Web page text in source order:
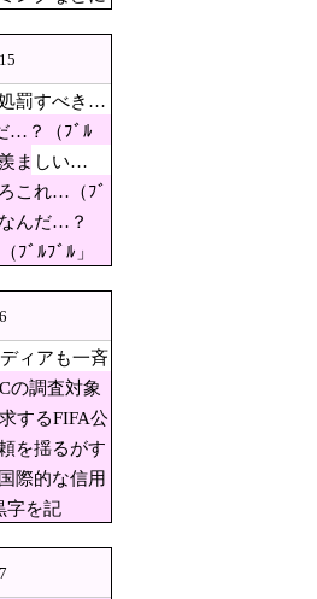
かり合う（前
……
称が爆誕して
歳男を逮捕
れてい
罰すべき…
…？（ﾌﾞﾙ
ましい…
これ…（ﾌﾞ
んだ…？
ﾌﾞﾙﾌﾞﾙ」
ィアも一斉
の調査対象
するFIFA公
を揺るがす
際的な信用
字を記